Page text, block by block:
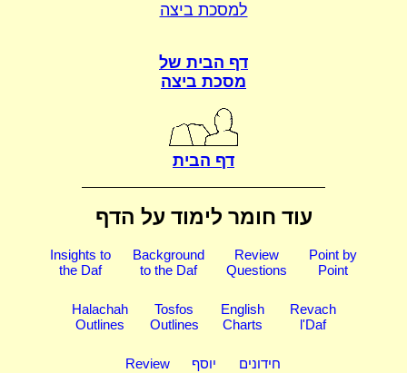
למסכת ביצה
דף הבית של
מסכת ביצה
דף הבית
עוד חומר לימוד על הדף
Insights to
the Daf
Background
to the Daf
Review
Questions
Point by
Point
Halachah
Outlines
Tosfos
Outlines
English
Charts
Revach
l'Daf
Review
יוסף
חידונים